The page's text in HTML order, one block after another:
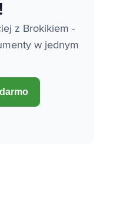
z Brokikiem -
w jednym